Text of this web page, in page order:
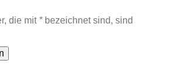
die mit *bezeichnet sind, sind